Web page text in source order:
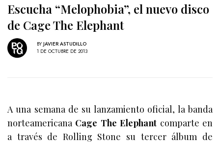
Escucha “Melophobia”, el nuevo disco
de Cage The Elephant
BY JAVIER ASTUDILLO
1 DE OCTUBRE DE 2013
A una semana de su lanzamiento oficial, la banda
norteamericana Cage The Elephant comparte en
a través de Rolling Stone su tercer álbum de